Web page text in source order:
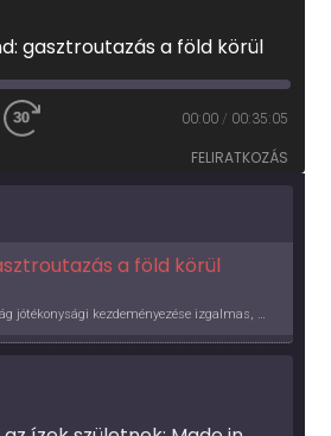
gasztroutazás a föld körül
00:00 / 00:35:05
FELIRATKOZÁS
a föld körül
Az UNICEF Magyarország jótékonysági kezdeményezése izgalmas, egész éves világkörüli ízutazásra hív, igazi családi program és gasztroedukáció, illetve segítség a rászorulóknak is egyben.